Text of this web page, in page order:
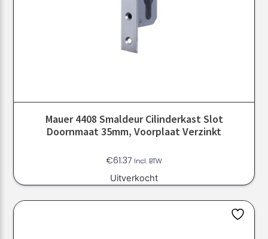
Mauer 4408 Smaldeur Cilinderkast Slot
Doornmaat 35mm, Voorplaat Verzinkt
€61.37 Incl. BTW
Uitverkocht